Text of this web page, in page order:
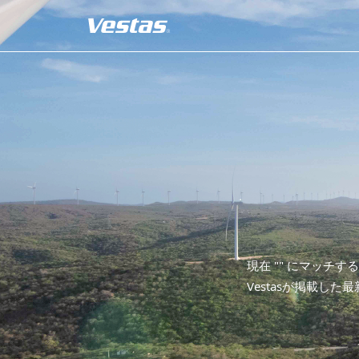
現在 "" にマッチす
Vestasが掲載した